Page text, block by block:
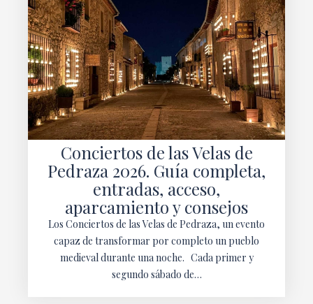
Conciertos de las Velas de
Pedraza 2026. Guía completa,
entradas, acceso,
aparcamiento y consejos
Los Conciertos de las Velas de Pedraza, un evento
capaz de transformar por completo un pueblo
medieval durante una noche. Cada primer y
segundo sábado de…